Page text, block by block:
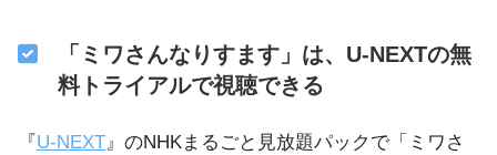
「ミワさんなりすます」は、U-NEXTの無
料トライアルで視聴できる
『U-NEXT』のNHKまるごと見放題パックで「ミワさ